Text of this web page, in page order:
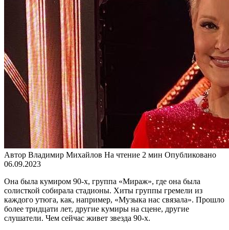
Автор Владимир Михайлов На чтение 2 мин Опубликовано
06.09.2023
Она была кумиром 90-х, группа «Мираж», где она была
солисткой собирала стадионы. Хиты группы гремели из
каждого утюга, как, например, «Музыка нас связала». Прошло
более тридцати лет, другие кумиры на сцене, другие
слушатели. Чем сейчас живет звезда 90-х.